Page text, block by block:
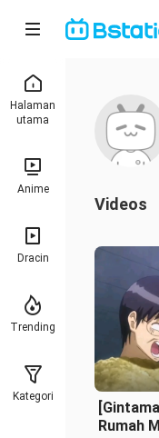
Halaman
utama
Anime
Dracin
Trending
Kategori
Videos
Rumah